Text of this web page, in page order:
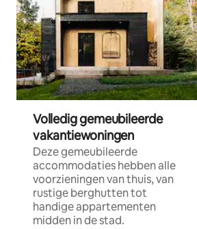
Volledig gemeubileerde
vakantiewoningen
Deze gemeubileerde
accommodaties hebben alle
voorzieningen van thuis, van
rustige berghutten tot
handige appartementen
midden in de stad.